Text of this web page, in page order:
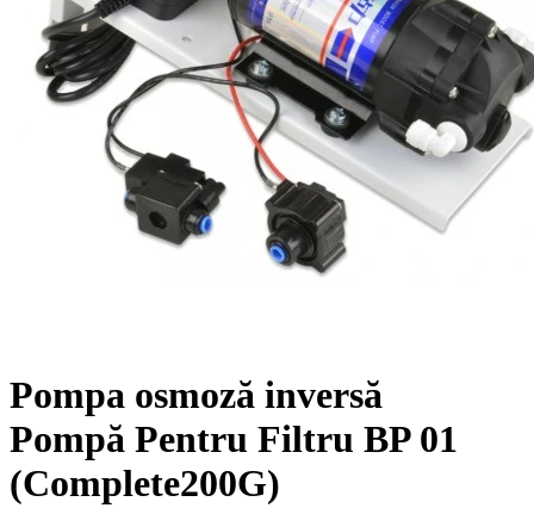
Pompa osmoză inversă
Pompă Pentru Filtru BP 01
(Complete200G)